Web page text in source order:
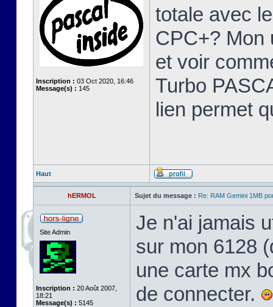
Inscription : 03 Oct 2020, 16:46
Message(s) : 145
totale avec
CPC+? Mon
et voir
Turbo
lien permet
Haut
hERMOL Sujet du message : Re: RAM Gemini 1MB
Site Admin
Inscription : 20 Août 2007,
18:21
Message(s) : 5145
Je n'ai jamais
sur mon 6128
une carte mx
de connecter.